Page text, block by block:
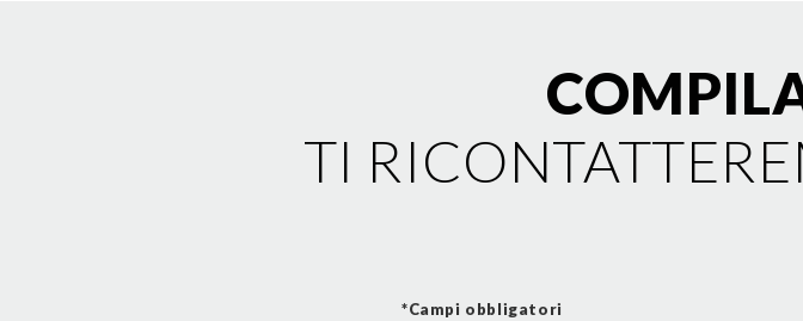
TI
*Campi obbligatori